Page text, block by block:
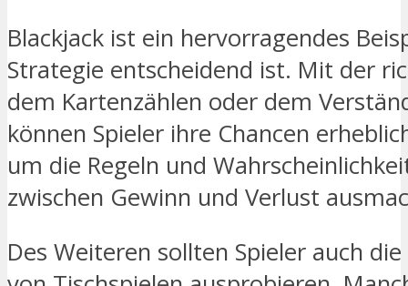
Blackjack ist ein hervorragendes
Strategie entscheidend ist. Mit der
dem Kartenzählen oder dem
können Spieler ihre Chancen
um die Regeln und
zwischen Gewinn und Verlust
Des Weiteren sollten Spieler auch